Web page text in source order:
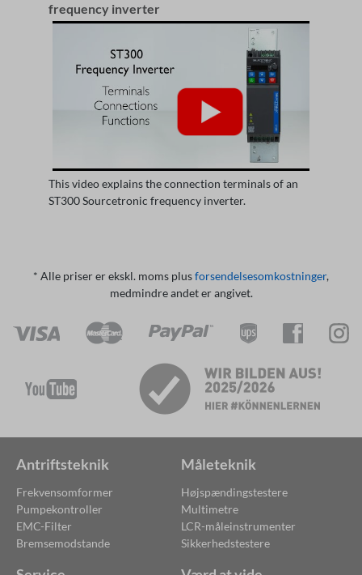
frequency inverter
This video explains the connection terminals of an
ST300 Sourcetronic frequency inverter.
* Alle priser er ekskl. moms plusforsendelsesomkostninger,
medmindre andet er angivet.
Antriftsteknik
Frekvensomformer
Pumpekontroller
EMC-Filter
Bremsemodstande
Måleteknik
Højspændingstestere
Multimetre
LCR-måleinstrumenter
Sikkerhedstestere